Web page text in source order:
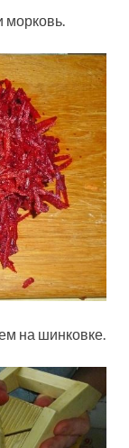
морковь.
на шинковке.